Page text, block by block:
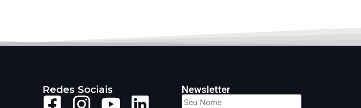
Redes Sociais Newsletter